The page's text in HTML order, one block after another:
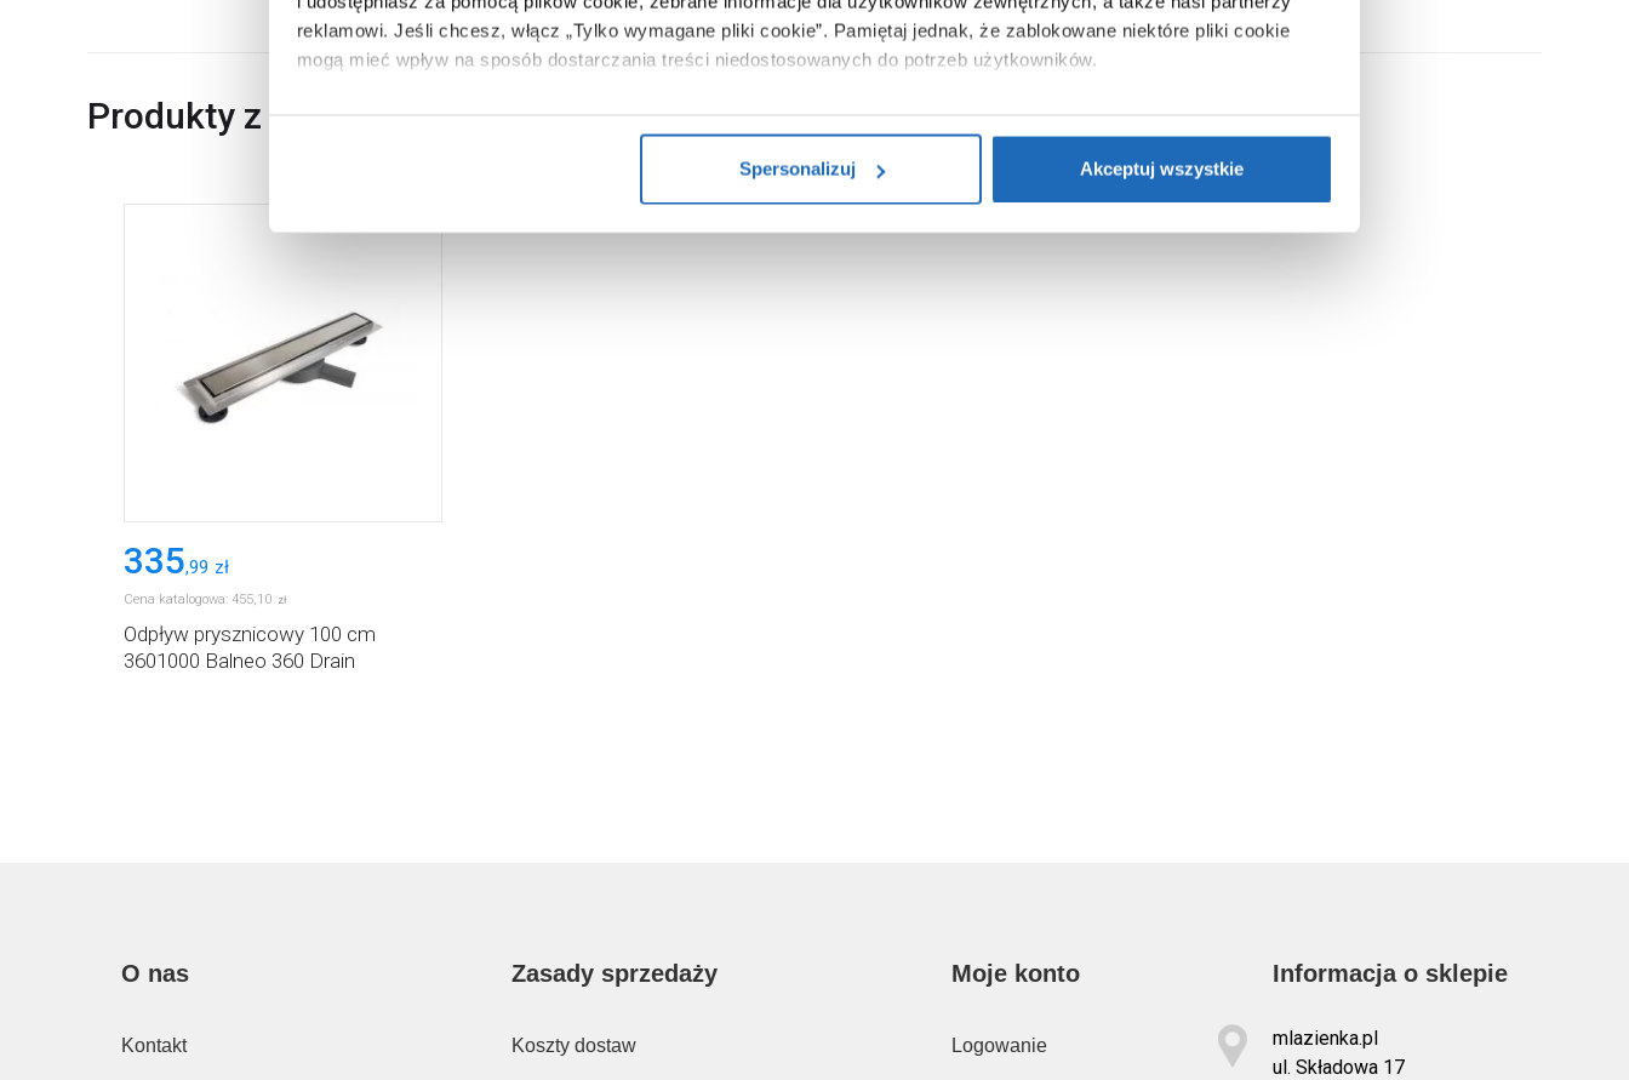
reklamowi. Jeśli chcesz, włącz „Tylko wymagane pliki cookie”. Pamiętaj jednak, że zablokowane niektóre pliki cookie
mogą mieć wpływ na sposób dostarczania treści niedostosowanych do potrzeb użytkowników.
Aby uzyskać więcej informacji na temat plików plików cookie, kliknij „Ustawienia plików cookie”.Jeśli chcesz uzyskać
Spersonalizuj
Akceptuj wszystkie
Produkty z serii
335,99 zł
Cena katalogowa: 455,10 zł
Odpływ prysznicowy 100 cm
3601000 Balneo 360 Drain
O nas
Kontakt
Zasady sprzedaży
Koszty dostaw
Moje konto
Logowanie
Informacja o sklepie
mlazienka.pl
ul. Składowa 17